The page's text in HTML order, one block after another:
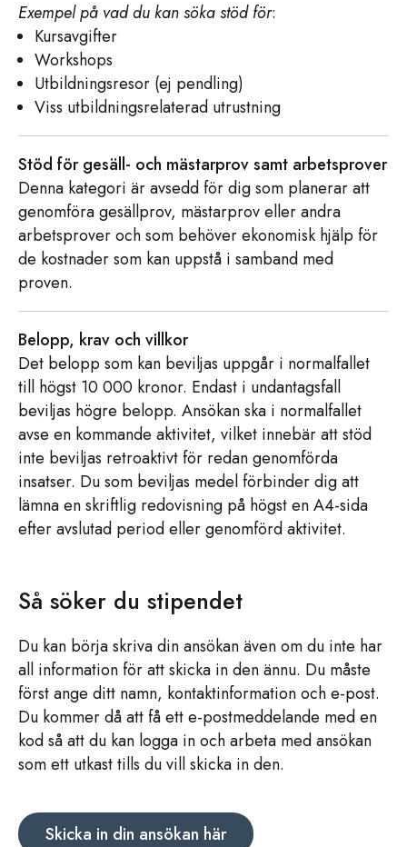
Exempel på vad du kan söka stöd för:
Kursavgifter
Workshops
Utbildningsresor (ej pendling)
Viss utbildningsrelaterad utrustning
Stöd för gesäll- och mästarprov samt arbetsprover
Denna kategori är avsedd för dig som planerar att
genomföra gesällprov, mästarprov eller andra
arbetsprover och som behöver ekonomisk hjälp för
de kostnader som kan uppstå i samband med
proven.
Belopp, krav och villkor
Det belopp som kan beviljas uppgår i normalfallet
till högst 10 000 kronor. Endast i undantagsfall
beviljas högre belopp. Ansökan ska i normalfallet
avse en kommande aktivitet, vilket innebär att stöd
inte beviljas retroaktivt för redan genomförda
insatser. Du som beviljas medel förbinder dig att
lämna en skriftlig redovisning på högst en A4-sida
efter avslutad period eller genomförd aktivitet.
Så söker du stipendet
Du kan börja skriva din ansökan även om du inte har
all information för att skicka in den ännu. Du måste
först ange ditt namn, kontaktinformation och e-post.
Du kommer då att få ett e-postmeddelande med en
kod så att du kan logga in och arbeta med ansökan
som ett utkast tills du vill skicka in den.
Skicka in din ansökan här